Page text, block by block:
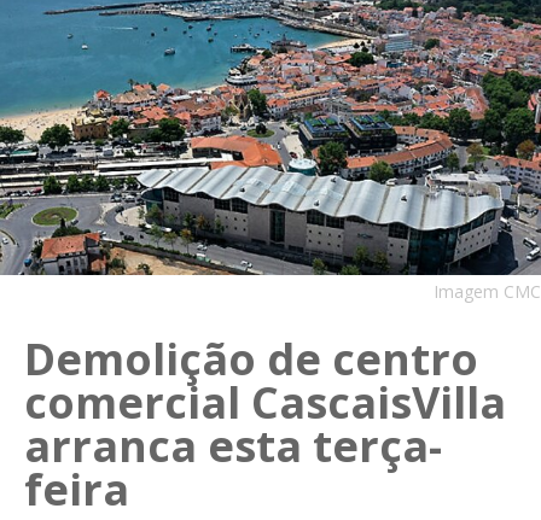
Imagem CMC
Demolição de centro
comercial CascaisVilla
arranca esta terça-
feira